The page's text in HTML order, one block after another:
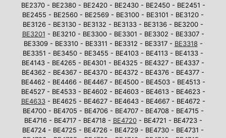
BE2370 - BE2380 - BE2420 - BE2430 - BE2450 - BE2451 -
BE2455 - BE2560 - BE2569 - BE3100 - BE3101 - BE3120 -
BE3126 - BE3130 - BE3132 - BE3133 - BE3136 - BE3200 -
BE3201 - BE3210 - BE3300 - BE3301 - BE3302 - BE3307 -
BE3309 - BE3310 - BE3311 - BE3312 - BE3317 - BE3318-
BE3351 - BE3450 - BE3455 - BE4103 - BE4113 - BE4133 -
BE4143 - BE4265 - BE4301 - BE4325 - BE4327 - BE4337 -
BE4362 - BE4367 - BE4370 - BE4372 - BE4376 - BE4377 -
BE4462 - BE4466 - BE4467 - BE4500 - BE4503 - BE4513 -
BE4527 - BE4533 - BE4602 - BE4603 - BE4613 - BE4623 -
BE4633- BE4625 - BE4627 - BE4643 - BE4667 - BE4672 -
BE4700 - BE4705 - BE4706 - BE4707 - BE4708 - BE4715 -
BE4716 - BE4717 - BE4718 - BE4720- BE4721 - BE4723 -
BE4724 - BE4725 - BE4726 - BE4729 - BE4730 - BE4731 -